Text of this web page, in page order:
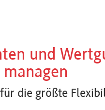
und
die größte